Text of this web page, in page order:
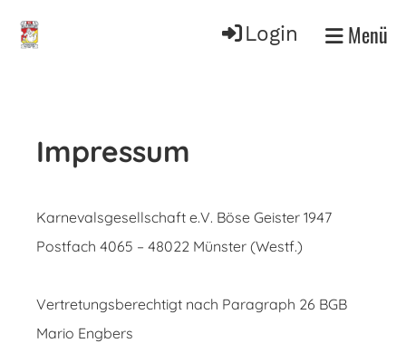
Login Menü
Impressum
Karnevalsgesellschaft e.V. Böse Geister 1947
Postfach 4065 – 48022 Münster (Westf.)
Vertretungsberechtigt nach Paragraph 26 BGB
Mario Engbers